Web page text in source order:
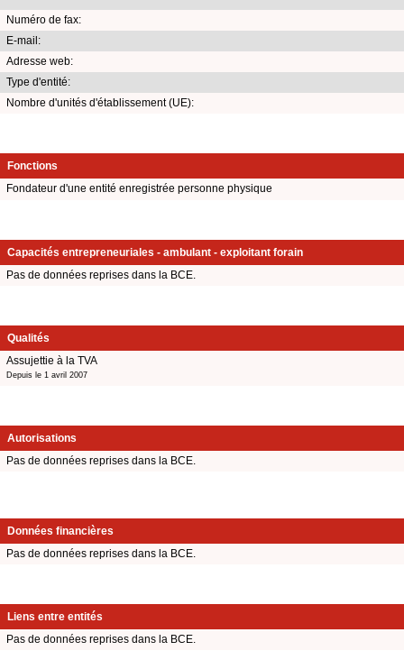
Numéro de fax:
E-mail:
Adresse web:
Type d'entité:
Nombre d'unités d'établissement (UE):
Fonctions
Fondateur d'une entité enregistrée personne physique
Capacités entrepreneuriales - ambulant - exploitant forain
Pas de données reprises dans la BCE.
Qualités
Assujettie à la TVA
Depuis le 1 avril 2007
Autorisations
Pas de données reprises dans la BCE.
Données financières
Pas de données reprises dans la BCE.
Liens entre entités
Pas de données reprises dans la BCE.